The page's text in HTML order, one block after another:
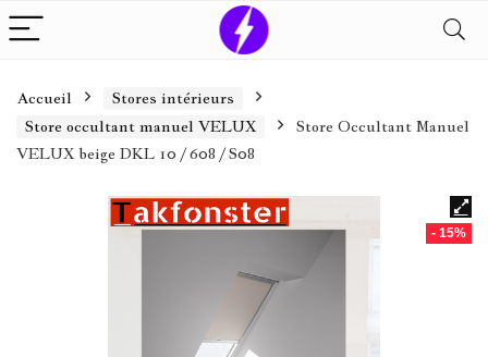
Accueil
Stores intérieurs
Store occultant manuel VELUX
Store Occultant Manuel
VELUX beige DKL 10 / 608 / S08
- 15%